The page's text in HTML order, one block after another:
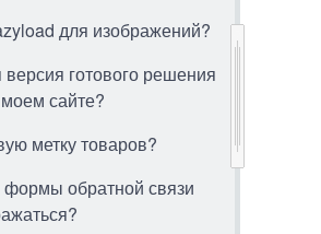
для изображений?
версия готового решения
сайте?
метку товаров?
формы обратной связи